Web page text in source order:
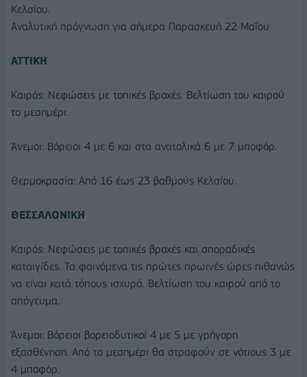
Κελσίου.
Αναλυτική πρόγνωση για σήμερα Παρασκευή 22 Μαΐου
ΑΤΤΙΚΗ
Καιρός: Νεφώσεις με τοπικές βροχές. Βελτίωση του καιρού
το μεσημέρι.
Άνεμοι: Βόρειοι 4 με 6 και στα ανατολικά 6 με 7 μποφόρ.
Θερμοκρασία: Από 16 έως 23 βαθμούς Κελσίου.
ΘΕΣΣΑΛΟΝΙΚΗ
Καιρός: Νεφώσεις με τοπικές βροχές και σποραδικές
καταιγίδες. Τα φαινόμενα τις πρώτες πρωινές ώρες πιθανώς
να είναι κατά τόπους ισχυρά. Βελτίωση του καιρού από το
απόγευμα.
Άνεμοι: Βόρειοι βορειοδυτικοί 4 με 5 με γρήγορη
εξασθένηση. Από το μεσημέρι θα στραφούν σε νότιους 3 με
4 μποφόρ.